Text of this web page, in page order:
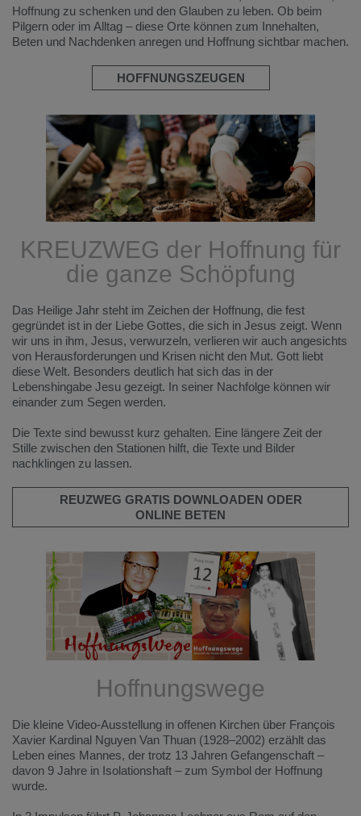
Hoffnung zu schenken und den Glauben zu leben. Ob beim
Pilgern oder im Alltag – diese Orte können zum Innehalten,
Beten und Nachdenken anregen und Hoffnung sichtbar machen.
HOFFNUNGSZEUGEN
KREUZWEG der Hoffnung für
die ganze Schöpfung
Das Heilige Jahr steht im Zeichen der Hoffnung, die fest
gegründet ist in der Liebe Gottes, die sich in Jesus zeigt. Wenn
wir uns in ihm, Jesus, verwurzeln, verlieren wir auch angesichts
von Herausforderungen und Krisen nicht den Mut. Gott liebt
diese Welt. Besonders deutlich hat sich das in der
Lebenshingabe Jesu gezeigt. In seiner Nachfolge können wir
einander zum Segen werden.
Die Texte sind bewusst kurz gehalten. Eine längere Zeit der
Stille zwischen den Stationen hilft, die Texte und Bilder
nachklingen zu lassen.
REUZWEG GRATIS DOWNLOADEN ODER
ONLINE BETEN
Hoffnungswege
Die kleine Video-Ausstellung in offenen Kirchen über François
Xavier Kardinal Nguyen Van Thuan (1928–2002) erzählt das
Leben eines Mannes, der trotz 13 Jahren Gefangenschaft –
davon 9 Jahre in Isolationshaft – zum Symbol der Hoffnung
wurde.